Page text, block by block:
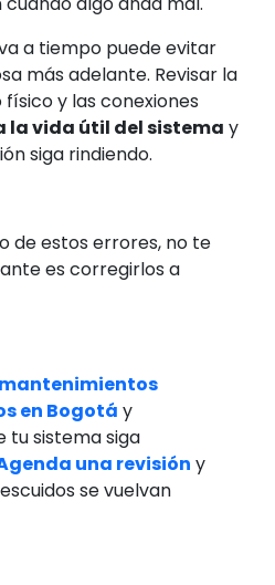
a tiempo puede evitar
más adelante. Revisar la
y las conexiones
la vida útil del sistema y
siga rindiendo.
de estos errores, no te
es corregirlos a
mantenimientos
en Bogotá y
tu sistema siga
una revisión y
se vuelvan